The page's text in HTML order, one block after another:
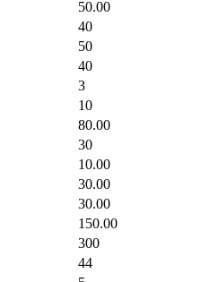
50.00
40
50
40
3
10
80.00
30
10.00
30.00
30.00
150.00
300
44